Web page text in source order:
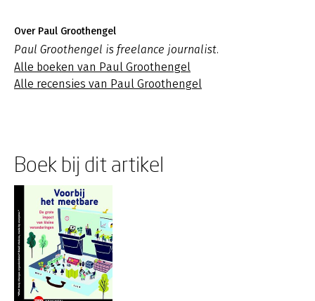
Over Paul Groothengel
Paul Groothengel is freelance journalist.
Alle boeken van Paul Groothengel
Alle recensies van Paul Groothengel
Boek bij dit artikel